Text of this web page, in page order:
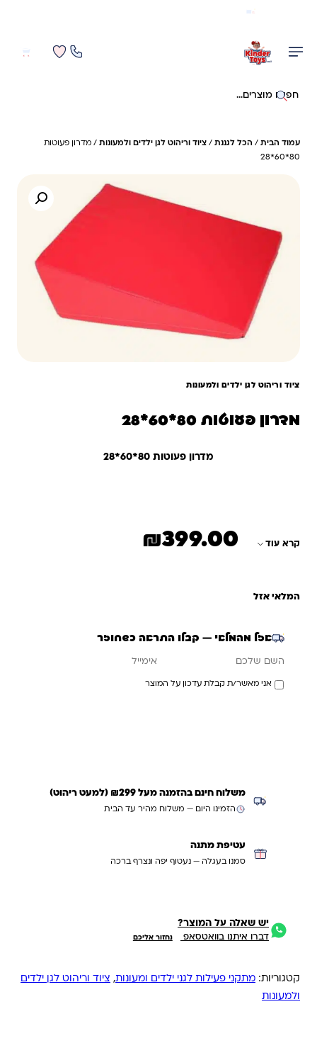
חיפוש באתר
עמוד הבית / הכל לגננת / ציוד וריהוט לגן ילדים ולמעונות / מדרון פעוטות
80*60*28
ציוד וריהוט לגן ילדים ולמעונות
מדרון פעוטות 80*60*28
מדרון פעוטות 80*60*28
קרא עוד ₪399.00
המלאי אזל
אזל מהמלאי — קבלו התראה כשחוזר
אני מאשר/ת קבלת עדכון על המוצר
משלוח חינם בהזמנה מעל ₪299 (למעט ריהוט)
הזמינו היום — משלוח מהיר עד הבית
עטיפת מתנה
סמנו בעגלה — נעטוף יפה ונצרף ברכה
יש שאלה על המוצר?
דברו איתנו בוואטסאפ נחזור אליכם
קטגוריות: מתקני פעילות לגני ילדים ומעונות, ציוד וריהוט לגן ילדים
ולמעונות